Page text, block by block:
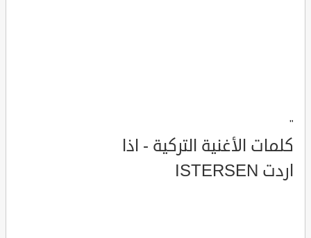
"
كلمات الأغنية التركية - اذا
اردت ISTERSEN